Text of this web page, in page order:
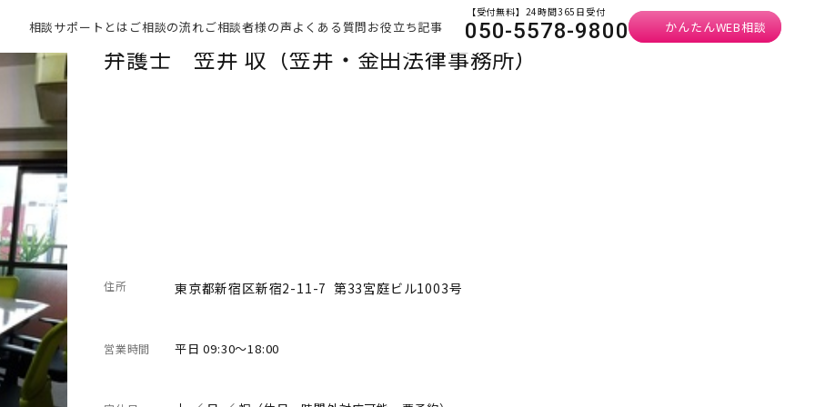
相談サポートとは ご相談の流れご相談者様の声よくある質問お役立ち記事
【受付無料】24時間365日受付
050-5578-9800 かんたんWEB相談
弁護士 笠井 収（笠井・金田法律事務所）
住所 東京都新宿区新宿2-11-7 第33宮庭ビル1003号
営業時間 平日 09:30～18:00